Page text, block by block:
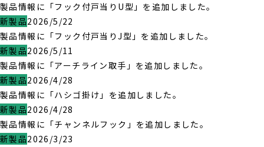
製品情報に「フック付戸当りU型」を追加しました。
新製品2026/5/22
製品情報に「フック付戸当りJ型」を追加しました。
新製品2026/5/11
製品情報に「アーチライン取手」を追加しました。
新製品2026/4/28
製品情報に「ハシゴ掛け」を追加しました。
新製品2026/4/28
製品情報に「チャンネルフック」を追加しました。
新製品2026/3/23